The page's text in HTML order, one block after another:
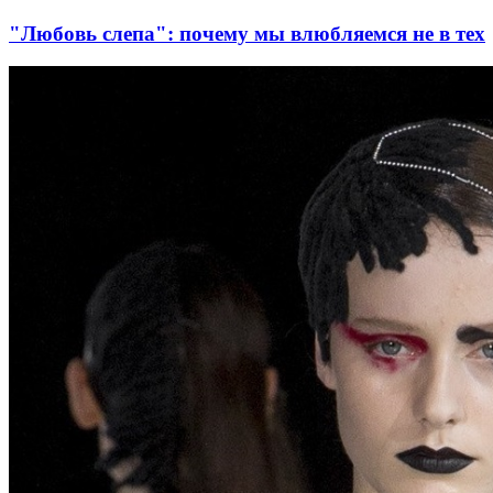
"Любовь слепа": почему мы влюбляемся не в тех